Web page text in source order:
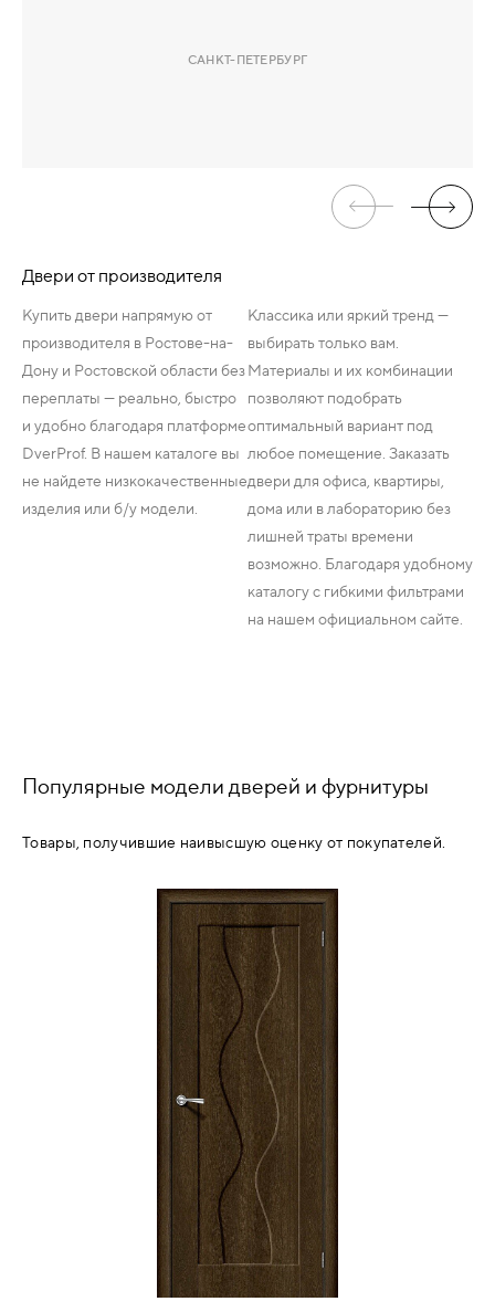
САНКТ-ПЕТЕРБУРГ
Двери от производителя
Купить двери напрямую от
производителя в Ростове-на-
Дону и Ростовской области без
переплаты — реально, быстро
и удобно благодаря платформе
DverProf. В нашем каталоге вы
не найдете низкокачественные
изделия или б/у модели.
Классика или яркий тренд —
выбирать только вам.
Материалы и их комбинации
позволяют подобрать
оптимальный вариант под
любое помещение. Заказать
двери для офиса, квартиры,
дома или в лабораторию без
лишней траты времени
возможно. Благодаря удобному
каталогу с гибкими фильтрами
на нашем официальном сайте.
Популярные модели дверей и фурнитуры
Товары, получившие наивысшую оценку от покупателей.